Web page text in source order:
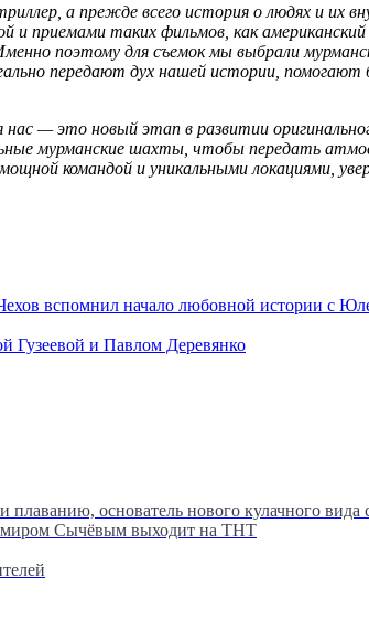
а прежде всего история о людях и их
и приемами таких фильмов, как
поэтому для съемок мы выбрали
передают дух нашей истории, помогают
нас — это новый этап в развитии
мурманские шахты, чтобы передать
командой и уникальными локациями,
вспомнил начало любовной истории с
Гузеевой и Павлом Деревянко
основатель нового кулачного вида
Сычёвым выходит на ТНТ